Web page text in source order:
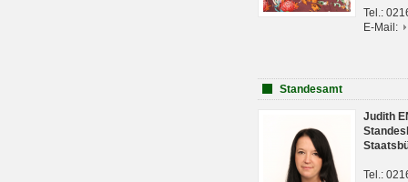
Tel.:
E-Mail:
Standesamt
Judith
Tel.: